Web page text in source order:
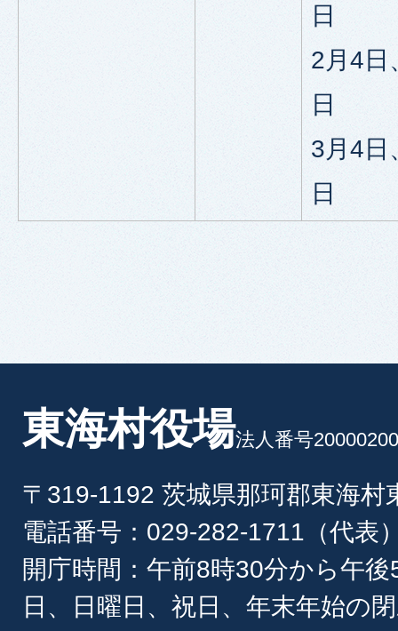
日
2月4日
日
3月4日
日
東海村役場法人番号
〒319-1192 茨城県那珂郡東海村
電話番号：029-282-1711（代表
開庁時間：午前8時30分から午
日、日曜日、祝日、年末年始の